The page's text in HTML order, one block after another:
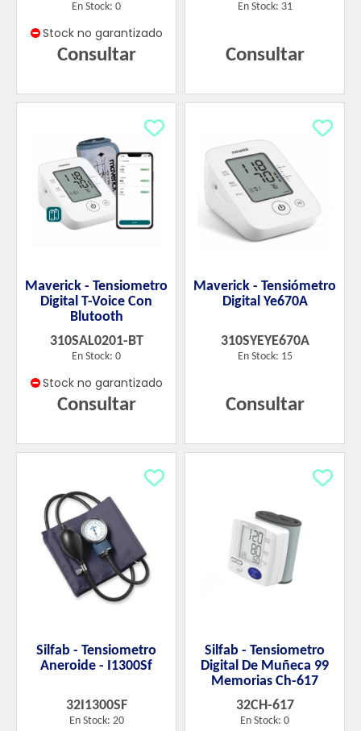
En Stock: 0
Stock no garantizado
Consultar
En Stock: 31
Consultar
Maverick - Tensiometro
Digital T-Voice Con
Blutooth
310SAL0201-BT
En Stock: 0
Stock no garantizado
Consultar
Maverick - Tensiómetro
Digital Ye670A
310SYEYE670A
En Stock: 15
Consultar
Silfab - Tensiometro
Aneroide - I1300Sf
32I1300SF
En Stock: 20
Silfab - Tensiometro
Digital De Muñeca 99
Memorias Ch-617
32CH-617
En Stock: 0